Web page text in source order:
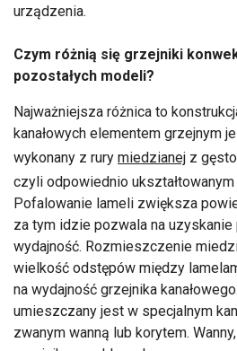
urządzenia.
Czym różnią się grzejniki
pozostałych modeli?
Najważniejsza różnica to
kanałowych elementem grzejnym
wykonany z rury miedzianej z
czyli odpowiednio
Pofalowanie lameli zwiększa
za tym idzie pozwala na
wydajność. Rozmieszczenie
wielkość odstępów między
na wydajność grzejnika
umieszczany jest w specjalnym
zwanym wanną lub korytem.